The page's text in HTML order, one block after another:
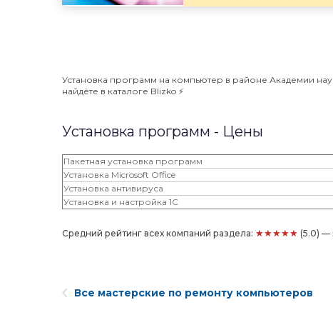
Установка программ на компьютер в районе Академии
найдёте в каталоге Blizko ⚡️
Установка программ - Цены
Пакетная установка программ
Установка Microsoft Office
Установка антивируса
Установка и настройка 1С
Средний рейтинг всех компаний раздела: ★★★★★ (5.0) —
Все мастерские по ремонту компьютеров